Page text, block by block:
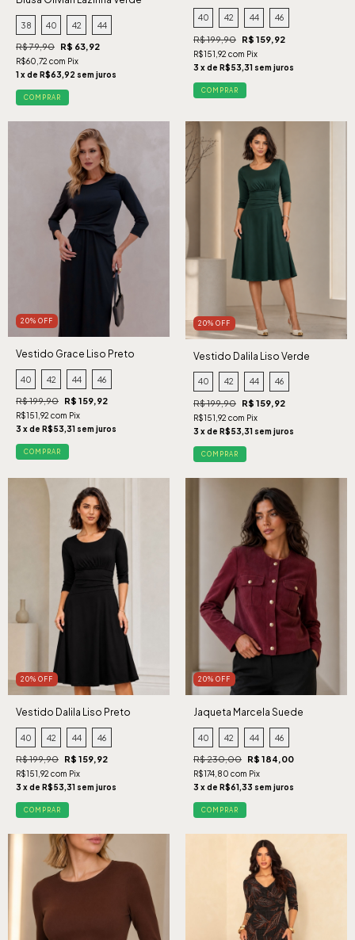
38 40 42 44
R$ 79,90 R$ 63,92
R$60,72 com Pix
1 x de R$63,92 sem juros
COMPRAR
40 42 44 46
R$ 199,90 R$ 159,92
R$151,92 com Pix
3 x de R$53,31 sem juros
COMPRAR
20% OFF
Vestido Grace Liso Preto
40 42 44 46
R$ 199,90 R$ 159,92
R$151,92 com Pix
3 x de R$53,31 sem juros
COMPRAR
20% OFF
Vestido Dalila Liso Verde
40 42 44 46
R$ 199,90 R$ 159,92
R$151,92 com Pix
3 x de R$53,31 sem juros
COMPRAR
20% OFF
Vestido Dalila Liso Preto
40 42 44 46
R$ 199,90 R$ 159,92
R$151,92 com Pix
3 x de R$53,31 sem juros
COMPRAR
20% OFF
Jaqueta Marcela Suede
Cabernet
40 42 44 46
R$ 230,00 R$ 184,00
R$174,80 com Pix
3 x de R$61,33 sem juros
COMPRAR